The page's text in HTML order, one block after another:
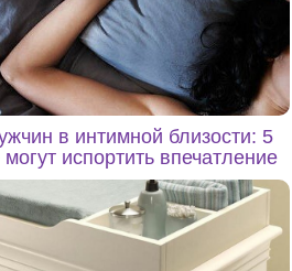
в интимной близости: 5
испортить впечатление